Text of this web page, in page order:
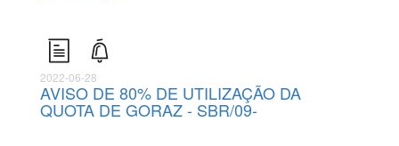
2022-06-28
AVISO DE 80% DE UTILIZAÇÃO DA
QUOTA DE GORAZ - SBR/09-